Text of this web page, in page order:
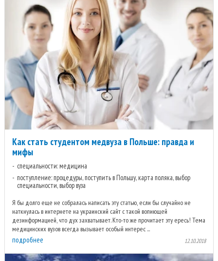
Как стать студентом медвуза в Польше: правда и
мифы
специальности: медицина
поступление: процедуры, поступить в Польшу, карта поляка, выбор
специальности, выбор вуза
Я бы долго еще не собралась написать эту статью, если бы случайно не
наткнулась в интернете на украинский сайт с такой вопиющей
дезинформацией, что дух захватывает. Кто-то же прочитает эту ересь! Тема
медицинских вузов всегда вызывает особый интерес ...
подробнее 12.10.2018